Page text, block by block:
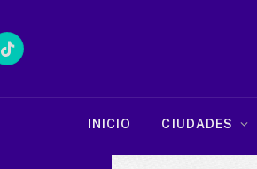
TikTok
INICIO CIUDADES